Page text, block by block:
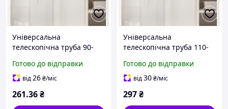
Універсальна
телескопічна труба 90-
телескопічна для ванної
та гардеробу
Готово до відправки
від26₴/міс
261.36₴
Універсальна
телескопічна труба 110-
телескопічна для ванної
та гардеробу
Готово до відправки
від30₴/міс
297₴